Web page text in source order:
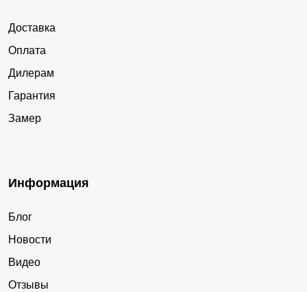
Доставка
Оплата
Дилерам
Гарантия
Замер
Информация
Блог
Новости
Видео
Отзывы